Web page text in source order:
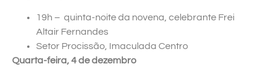
19h – quinta-noite da novena, celebrante Frei
Altair Fernandes
Setor Procissão, Imaculada Centro
Quarta-feira, 4 de dezembro